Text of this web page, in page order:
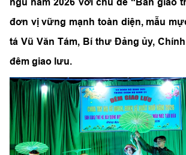
đơn vị vững mạnh toàn diện, mẫu
tá Vũ Văn Tám, Bí thư Đảng ủy,
đêm giao lưu.